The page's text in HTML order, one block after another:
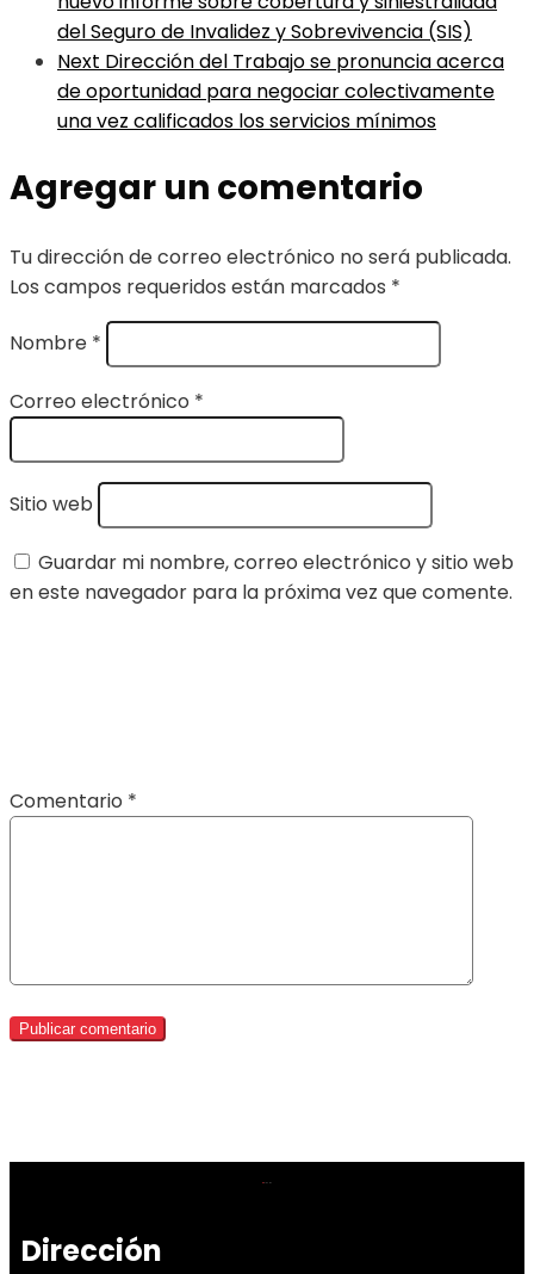
del Seguro de Invalidez y Sobrevivencia (SIS)
Next Dirección del Trabajo se pronuncia acerca
de oportunidad para negociar colectivamente
una vez calificados los servicios mínimos
Agregar un comentario
Tu dirección de correo electrónico no será publicada.
Los campos requeridos están marcados *
Nombre *
Correo electrónico *
Sitio web
Guardar mi nombre, correo electrónico y sitio web
en este navegador para la próxima vez que comente.
Comentario *
Dirección